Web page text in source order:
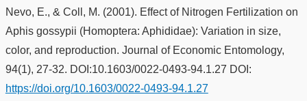
Nevo, E., & Coll, M. (2001). Effect of Nitrogen Fertilization on
Aphis gossypii (Homoptera: Aphididae): Variation in size,
color, and reproduction. Journal of Economic Entomology,
94(1), 27-32. DOI:10.1603/0022-0493-94.1.27 DOI:
https://doi.org/10.1603/0022-0493-94.1.27